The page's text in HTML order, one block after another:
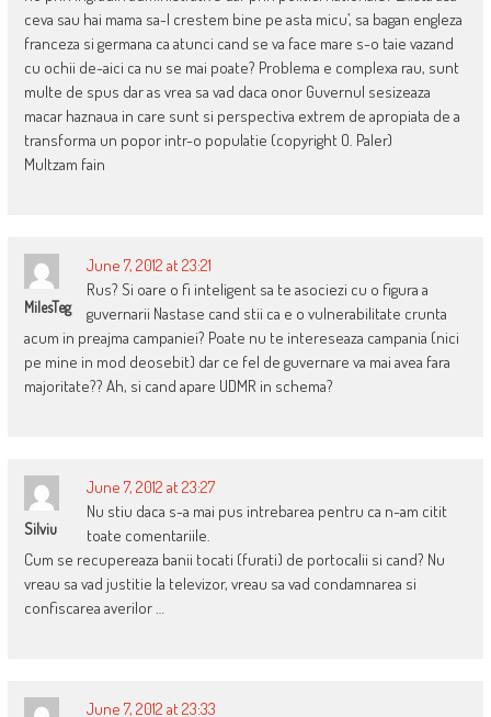
ceva sau hai mama sa-l crestem bine pe asta micu’, sa bagan engleza
franceza si germana ca atunci cand se va face mare s-o taie vazand
cu ochii de-aici ca nu se mai poate? Problema e complexa rau, sunt
multe de spus dar as vrea sa vad daca onor Guvernul sesizeaza
macar haznaua in care sunt si perspectiva extrem de apropiata de a
transforma un popor intr-o populatie (copyright O. Paler)
Multzam fain
MilesTeg
June 7, 2012 at 23:21
Rus? Si oare o fi inteligent sa te asociezi cu o figura a
guvernarii Nastase cand stii ca e o vulnerabilitate crunta
acum in preajma campaniei? Poate nu te intereseaza campania (nici
pe mine in mod deosebit) dar ce fel de guvernare va mai avea fara
majoritate?? Ah, si cand apare UDMR in schema?
Silviu
June 7, 2012 at 23:27
Nu stiu daca s-a mai pus intrebarea pentru ca n-am citit
toate comentariile.
Cum se recupereaza banii tocati (furati) de portocalii si cand? Nu
vreau sa vad justitie la televizor, vreau sa vad condamnarea si
confiscarea averilor …
June 7, 2012 at 23:33